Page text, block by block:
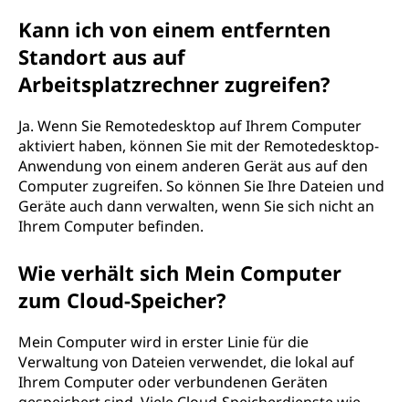
Kann ich von einem entfernten
Standort aus auf
Arbeitsplatzrechner zugreifen?
Ja. Wenn Sie Remotedesktop auf Ihrem Computer
aktiviert haben, können Sie mit der Remotedesktop-
Anwendung von einem anderen Gerät aus auf den
Computer zugreifen. So können Sie Ihre Dateien und
Geräte auch dann verwalten, wenn Sie sich nicht an
Ihrem Computer befinden.
Wie verhält sich Mein Computer
zum Cloud-Speicher?
Mein Computer wird in erster Linie für die
Verwaltung von Dateien verwendet, die lokal auf
Ihrem Computer oder verbundenen Geräten